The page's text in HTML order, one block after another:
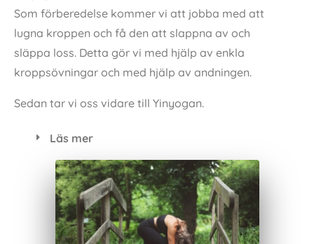
Läs mer
WORKSHOP Yinyoga/Avslappning 21
november 2026
Vill Du ge Dig själv en lugn och återhämtande
Välkommen på en Workshop med avslappnande
Yinyoga och återhämtande vila.